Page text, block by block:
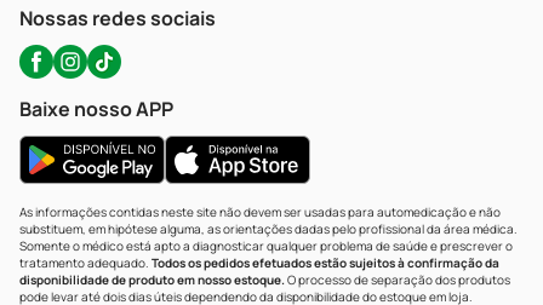
Nossas redes sociais
Baixe nosso APP
As informações contidas neste site não devem ser usadas para automedicação e não
substituem, em hipótese alguma, as orientações dadas pelo profissional da área médica.
Somente o médico está apto a diagnosticar qualquer problema de saúde e prescrever o
tratamento adequado. Todos os pedidos efetuados estão sujeitos à confirmação da
disponibilidade de produto em nosso estoque.O processo de separação dos produtos
pode levar até dois dias úteis dependendo da disponibilidade do estoque em loja.